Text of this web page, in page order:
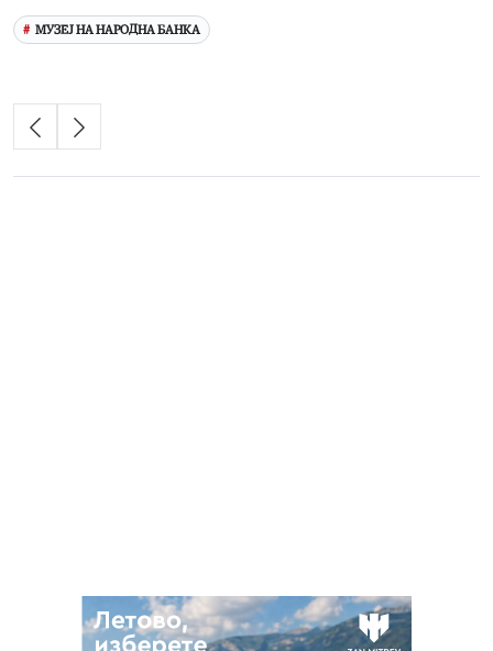
МУЗЕЈ НА НАРОДНА БАНКА